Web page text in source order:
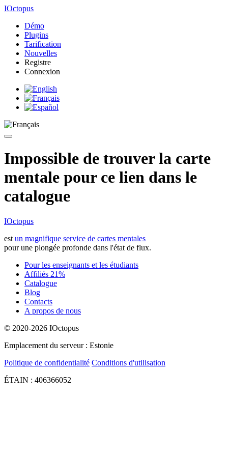
IOctopus
Démo
Plugins
Tarification
Nouvelles
Registre
Connexion
Impossible de trouver la carte
mentale pour ce lien dans le
catalogue
IOctopus
est un magnifique service de cartes mentales
pour une plongée profonde dans l'état de flux.
Pour les enseignants et les étudiants
Affiliés 21%
Catalogue
Blog
Contacts
A propos de nous
© 2020-2026 IOctopus
Emplacement du serveur : Estonie
Politique de confidentialité Conditions d'utilisation
ÉTAIN : 406366052